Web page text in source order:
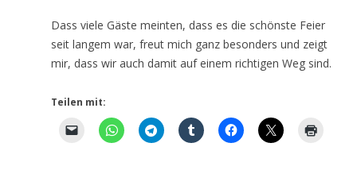
Dass viele Gäste meinten, dass es die schönste Feier
seit langem war, freut mich ganz besonders und zeigt
mir, dass wir auch damit auf einem richtigen Weg sind.
Teilen mit: